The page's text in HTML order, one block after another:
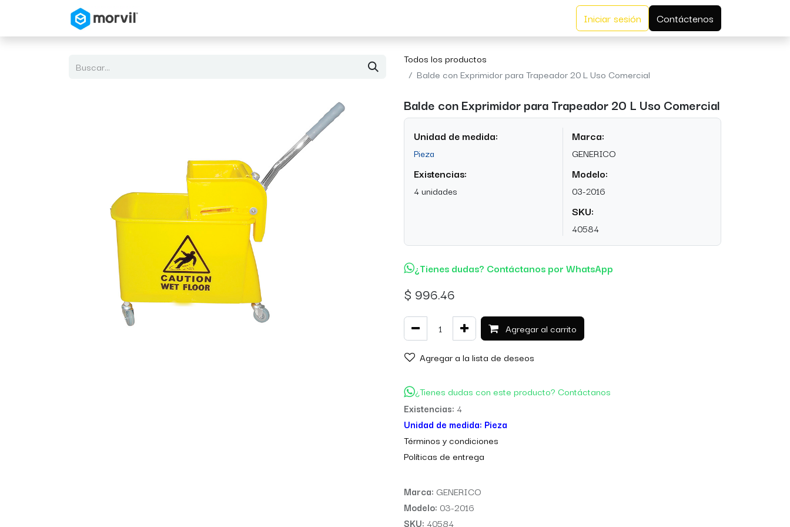
Iniciar sesión Contáctenos
Todos los productos
Balde con Exprimidor para Trapeador 20 L Uso Comercial
Balde con Exprimidor para Trapeador 20 L Uso Comercial
Unidad de medida:
Pieza
Existencias:
4 unidades
Marca:
GENERICO
Modelo:
03-2016
SKU:
40584
¿Tienes dudas? Contáctanos por WhatsApp
$ 996.46
Agregar al carrito
Agregar a la lista de deseos
¿Tienes dudas con este producto? Contáctanos
Existencias: 4
Unidad de medida: Pieza
Términos y condiciones
Políticas de entrega
Marca: GENERICO
Modelo: 03-2016
SKU: 40584